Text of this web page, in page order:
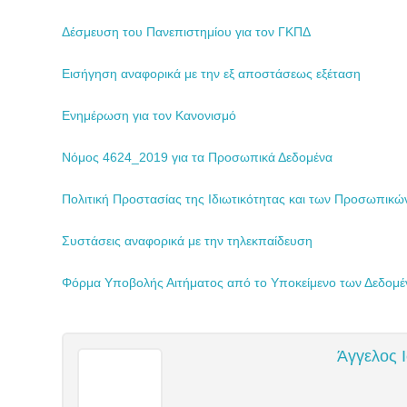
Δέσμευση του Πανεπιστημίου για τον ΓΚΠΔ
Εισήγηση αναφορικά με την εξ αποστάσεως εξέταση
Ενημέρωση για τον Κανονισμό
Νόμος 4624_2019 για τα Προσωπικά Δεδομένα
Πολιτική Προστασίας της Ιδιωτικότητας και των
Συστάσεις αναφορικά με την τηλεκπαίδευση
Φόρμα Υποβολής Αιτήματος από το Υποκείμενο των
Άγγελος